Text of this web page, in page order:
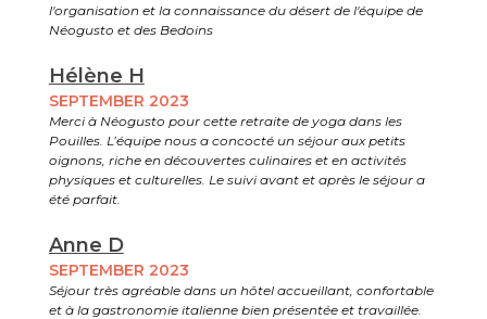
l'organisation et la connaissance du désert de l'équipe de
Néogusto et des Bedoins
Hélène H
SEPTEMBER 2023
Merci à Néogusto pour cette retraite de yoga dans les
Pouilles. L’équipe nous a concocté un séjour aux petits
oignons, riche en découvertes culinaires et en activités
physiques et culturelles. Le suivi avant et après le séjour a
été parfait.
Anne D
SEPTEMBER 2023
Séjour très agréable dans un hôtel accueillant, confortable
et à la gastronomie italienne bien présentée et travaillée.